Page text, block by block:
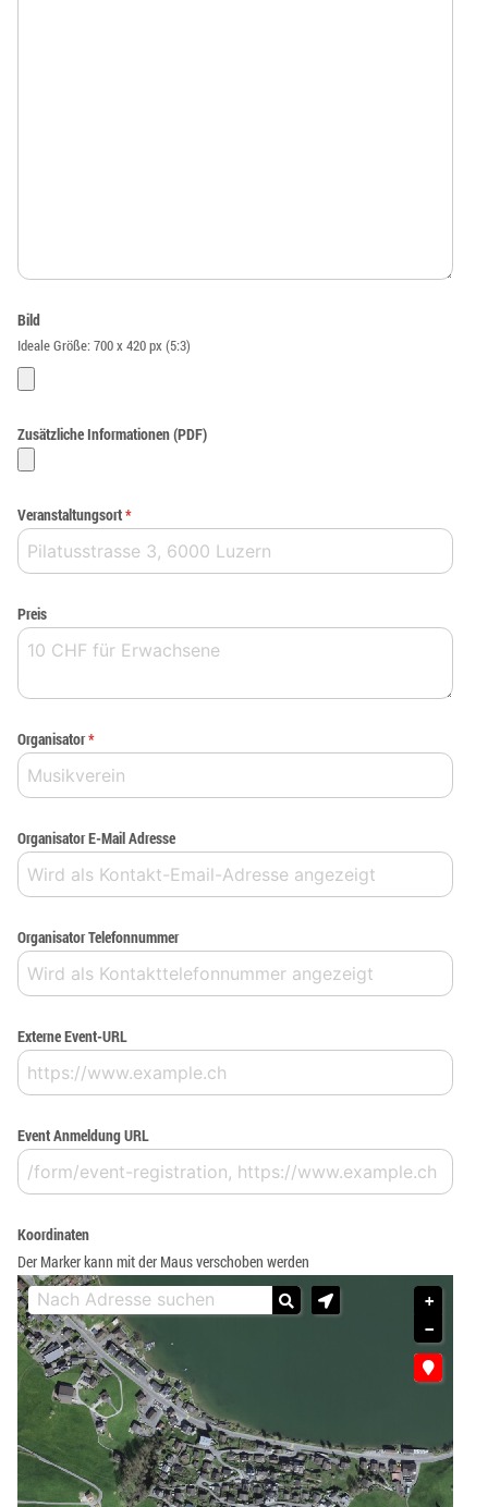
Bild
Ideale Größe: 700 x 420 px (5:3)
Zusätzliche Informationen (PDF)
Veranstaltungsort*
Preis
Organisator*
Organisator E-Mail Adresse
Organisator Telefonnummer
Externe Event-URL
Event Anmeldung URL
Koordinaten
Der Marker kann mit der Maus verschoben werden
+
−